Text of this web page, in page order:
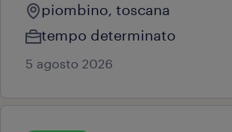
piombino, toscana
tempo determinato
5 agosto 2026